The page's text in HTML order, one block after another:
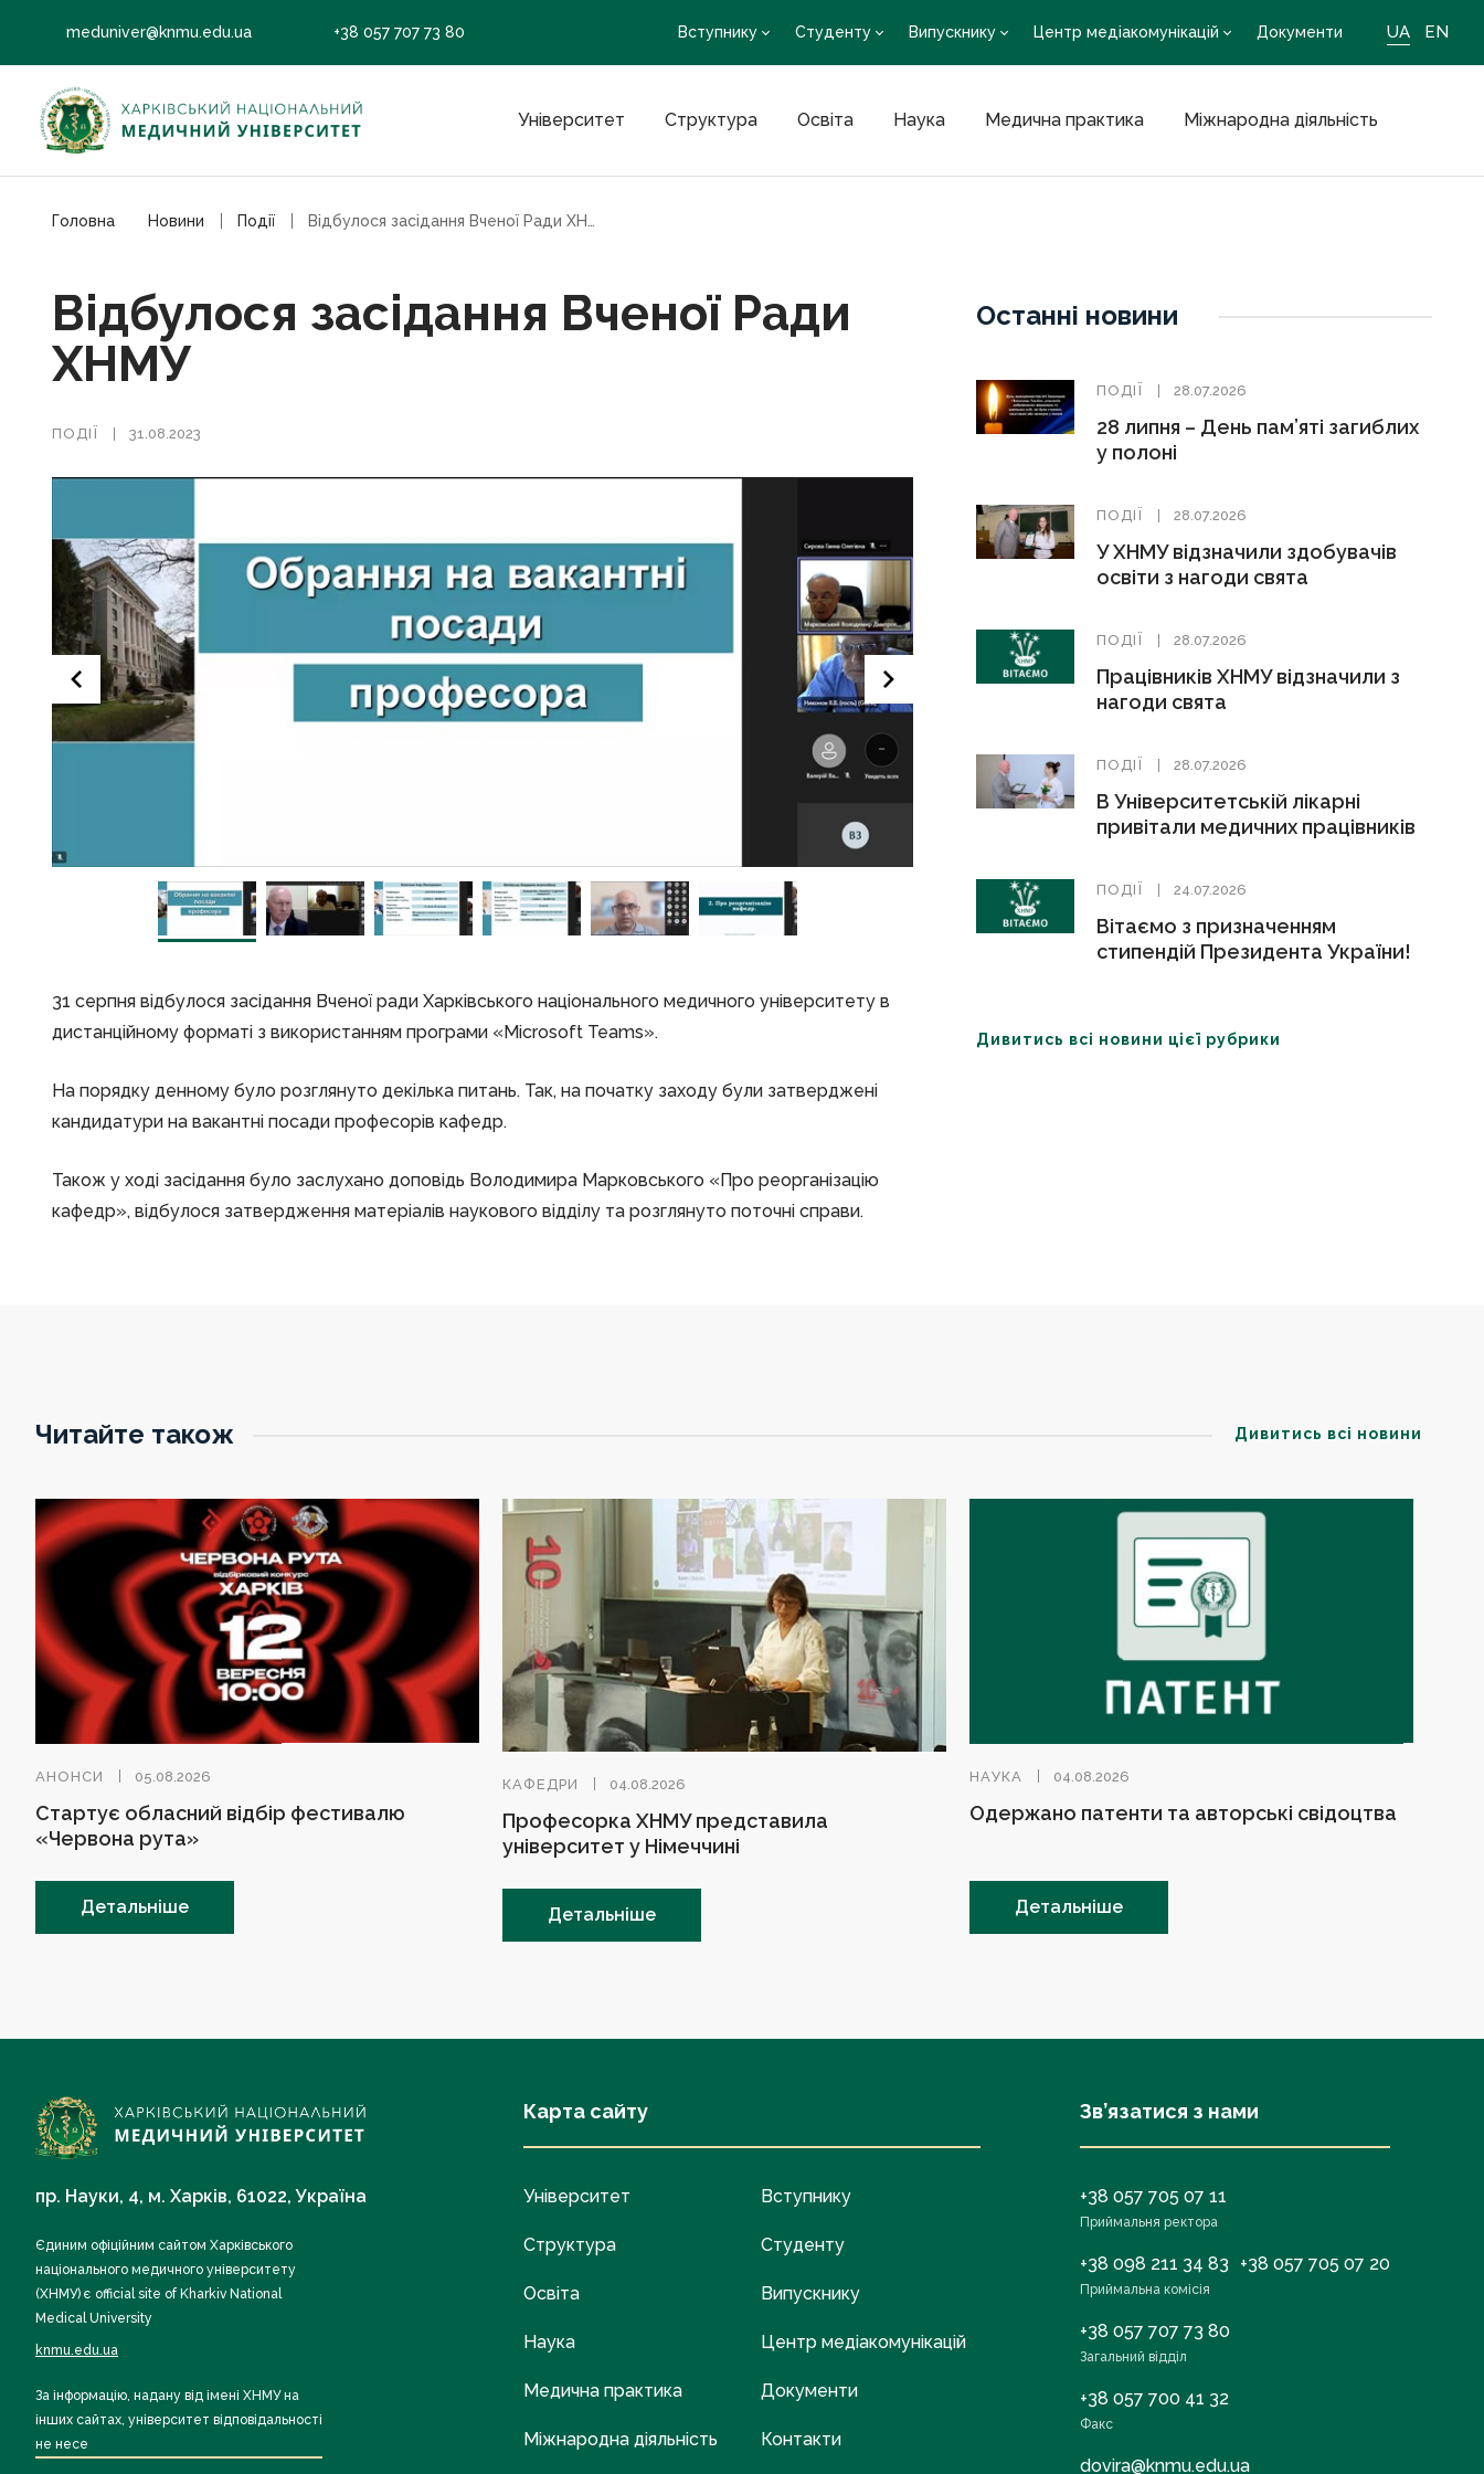
meduniver@knmu.edu.ua +38 057 707 73 80 Вступнику Студенту Випускнику Центр медіакомунікацій Документи UA EN
Університет Структура Освіта Наука Медична практика Міжнародна діяльність
Головна Новини Події
Відбулося засідання Вченої Ради
ХНМУ
ПОДІЇ 31.08.2023
31 серпня відбулося засідання Вченої ради Харківського національного медичного університету в
дистанційному форматі з використанням програми «Microsoft Teams».
На порядку денному було розглянуто декілька питань. Так, на початку заходу були затверджені
кандидатури на вакантні посади професорів кафедр.
Також у ході засідання було заслухано доповідь Володимира Марковського «Про реорганізацію
кафедр», відбулося затвердження матеріалів наукового відділу та розглянуто поточні справи.
Останні новини
ПОДІЇ 28.07.2026
28 липня – День пам’яті загиблих
у полоні
ПОДІЇ 28.07.2026
У ХНМУ відзначили здобувачів
освіти з нагоди свята
ПОДІЇ 28.07.2026
Працівників ХНМУ відзначили з
нагоди свята
ПОДІЇ 28.07.2026
В Університетській лікарні
привітали медичних працівників
ПОДІЇ 24.07.2026
Вітаємо з призначенням
стипендій Президента України!
Дивитись всі новини цієї рубрики
Читайте також Дивитись всі новини
АНОНСИ 05.08.2026
Стартує обласний відбір фестивалю
«Червона рута»
Детальніше
КАФЕДРИ 04.08.2026
Професорка ХНМУ представила
університет у Німеччині
Детальніше
НАУКА 04.08.2026
Одержано патенти та авторські свідоцтва
Детальніше
пр. Науки, 4, м. Харків, 61022, Україна
Єдиним офіційним сайтом Харківського
національного медичного університету
(ХНМУ) є official site of Kharkiv National
Medical University
knmu.edu.ua
За інформацію, надану від імені ХНМУ на
інших сайтах, університет відповідальності
не несе
Карта сайту
Університет
Структура
Освіта
Наука
Медична практика
Міжнародна діяльність
Вступнику
Студенту
Випускнику
Центр медіакомунікацій
Документи
Контакти
Зв’язатися з нами
+38 057 705 07 11
Приймальня ректора
+38 098 211 34 83 +38 057 705 07 20
Приймальна комісія
+38 057 707 73 80
Загальний відділ
+38 057 700 41 32
Факс
dovira@knmu.edu.ua